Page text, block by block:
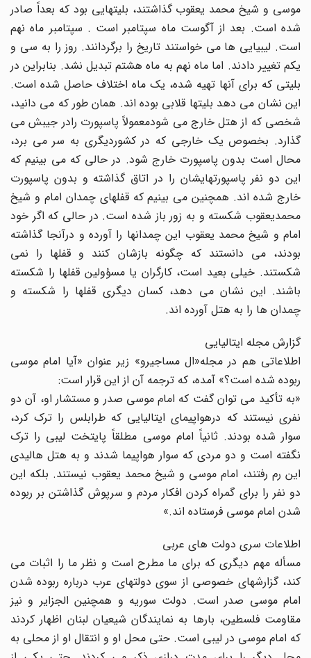
موسى و شیخ محمد یعقوب گذاشتند، بلیتهایى بود که بعداً صادر
شده است. بعد از آگوست ماه سپتامبر است . سپتامبر ماه نهم
است. لیبیایى ها مى خواستند تاریخ را برگردانند. روز را به سى و
یکم تغییر دادند. اما ماه نهم به ماه هشتم تبدیل نشد. بنابراین در
بلیتى که براى آنها تهیه شده، یک ماه اختلاف حاصل شده است.
این نشان مى دهد بلیتها قلابى بوده اند. همان طور که مى دانید،
شخصى که از هتل خارج مى شودمعمولاً پاسپورت رادر جیبش مى
گذارد. بخصوص یک خارجى که در کشوردیگرى به سر مى برد،
محال است بدون پاسپورت خارج شود. در حالى که مى بینیم که
این دو نفر پاسپورتهایشان را در اتاق گذاشته و بدون پاسپورت
خارج شده اند. همچنین مى بینیم که قفلهاى چمدان امام و شیخ
محمدیعقوب شکسته و به زور باز شده است. در حالى که اگر خود
امام و شیخ محمد یعقوب این چمدانها را آورده و درآنجا گذاشته
بودند، مى دانستند که چگونه بازشان کنند و قفلها را نمى
شکستند. خیلى بعید است، کارگران یا مسؤولین قفلها را شکسته
باشند. این نشان مى دهد، کسان دیگرى قفلها را شکسته و
چمدان ها را به هتل آورده اند.
گزارش مجله ایتالیایى
اطلاعاتى هم در مجله«ال مساجیرو» زیر عنوان «آیا امام موسى
ربوده شده است؟» آمده، که ترجمه آن از این قرار است:
«به تأکید مى توان گفت که امام موسى صدر و مستشار او، آن دو
نفرى نیستند که درهواپیماى ایتالیایى که طرابلس را ترک کرد،
سوار شده بودند. ثانیاً امام موسى مطلقاً پایتخت لیبى را ترک
نگفته است و دو مردى که سوار هواپیما شدند و به هتل هالیدى
این رم رفتند، امام موسى و شیخ محمد یعقوب نیستند. بلکه این
دو نفر را براى گمراه کردن افکار مردم و سرپوش گذاشتن بر ربوده
شدن امام موسى فرستاده اند.»
اطلاعات سرى دولت هاى عربى
مسأله مهم دیگرى که براى ما مطرح است و نظر ما را اثبات مى
کند، گزارشهاى خصوصى از سوى دولتهاى عرب درباره ربوده شدن
امام موسى صدر است. دولت سوریه و همچنین الجزایر و نیز
مقاومت فلسطین، بارها به نمایندگان شیعیان لبنان اظهار کردند
که امام موسى در لیبى است. حتى محل او و انتقال او از محلى به